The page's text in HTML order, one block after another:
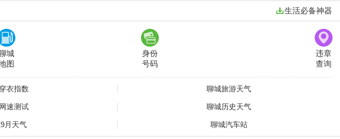
生活必备神器
城
图
身份
号码
违章
查询
衣指数 聊城旅游天气
速测试 聊城历史天气
月天气 聊城汽车站